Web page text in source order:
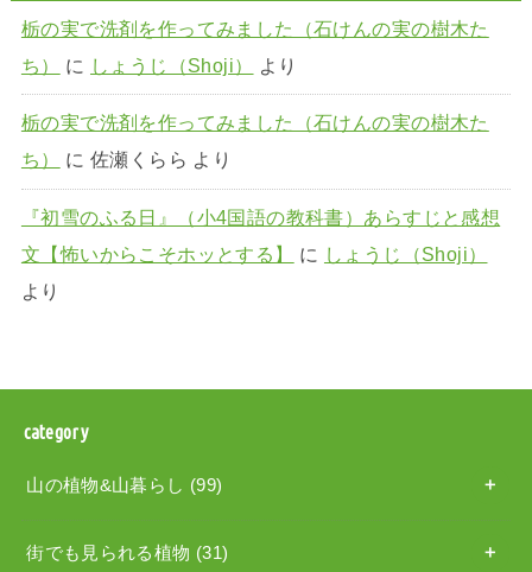
栃の実で洗剤を作ってみました（石けんの実の樹木た
ち）
に しょうじ（Shoji） より
栃の実で洗剤を作ってみました（石けんの実の樹木た
ち）
に 佐瀬くらら より
『初雪のふる日』（小4国語の教科書）あらすじと感想
文【怖いからこそホッとする】
に しょうじ（Shoji）
より
category
山の植物&山暮らし (99)
街でも見られる植物 (31)